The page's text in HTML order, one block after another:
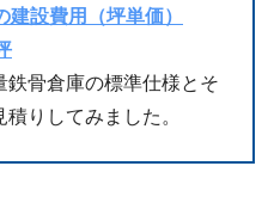
設費用（坪単価）
骨倉庫の標準仕様とそ
りしてみました。